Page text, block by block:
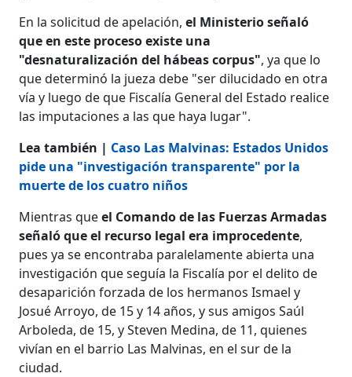
En la solicitud de apelación,el Ministerio señaló
que en este proceso existe una
"desnaturalización del hábeas corpus", ya que lo
que determinó la jueza debe "ser dilucidado en otra
vía y luego de que Fiscalía General del Estado realice
las imputaciones a las que haya lugar".
Lea también | Caso Las Malvinas: Estados Unidos
pide una "investigación transparente" por la
muerte de los cuatro niños
Mientras queel Comando de las Fuerzas Armadas
señaló que el recurso legal era improcedente,
pues ya se encontraba paralelamente abierta una
investigación que seguía la Fiscalía por el delito de
desaparición forzada de los hermanos Ismael y
Josué Arroyo, de 15 y 14 años, y sus amigos Saúl
Arboleda, de 15, y Steven Medina, de 11, quienes
vivían en el barrio Las Malvinas, en el sur de la
ciudad.